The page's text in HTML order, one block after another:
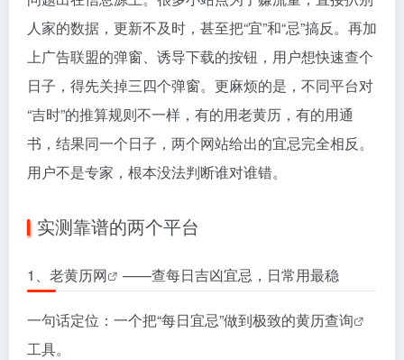
人家的数据，更新不及时，甚至把“宜”和“忌”搞反。再加
上广告联盟的弹窗、诱导下载的按钮，用户想快速查个
日子，得先关掉三四个弹窗。更麻烦的是，不同平台对
“吉时”的推算规则不一样，有的用老黄历，有的用通
书，结果同一个日子，两个网站给出的宜忌完全相反。
用户不是专家，根本没法判断谁对谁错。
实测靠谱的两个平台
1、 老黄历网 ——查每日吉凶宜忌，日常用最稳
一句话定位：一个把“每日宜忌”做到极致的黄历查询
工具。